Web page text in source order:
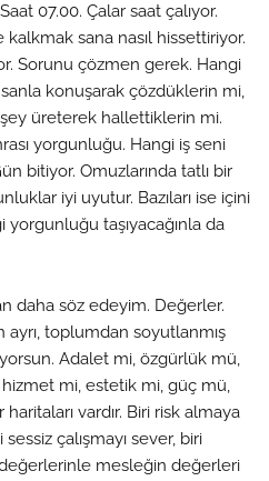
07.00. Çalar saat çalıyor.
sana nasıl hissettiriyor.
Sorunu çözmen gerek. Hangi
konuşarak çözdüklerin mi,
şey üreterek hallettiklerin mi.
yorgunluğu. Hangi iş seni
bitiyor. Omuzlarında tatlı bir
iyi uyutur. Bazıları ise içini
taşıyacağınla da
daha söz edeyim. Değerler.
ayrı, toplumdan soyutlanmış
Adalet mi, özgürlük mü,
mi, estetik mi, güç mü,
vardır. Biri risk almaya
çalışmayı sever, biri
değerlerinle mesleğin değerleri